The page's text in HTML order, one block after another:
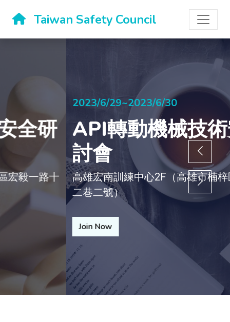
Taiwan Safety Council
2023/6/29~2023/6/30
API轉動機械技術安全研
討會
高雄宏南訓練中心2F（高雄市楠梓區宏毅一路十
二巷二號）